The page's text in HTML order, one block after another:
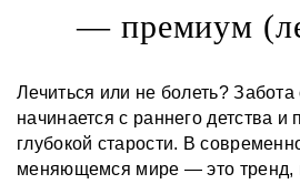
— премиум
Лечиться или не болеть? Забота
начинается с раннего детства и
глубокой старости. В
меняющемся мире — это тренд,